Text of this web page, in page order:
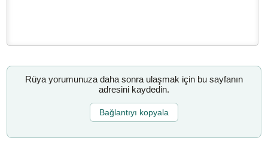
Rüya yorumunuza daha sonra ulaşmak için bu sayfanın
adresini kaydedin.
Bağlantıyı kopyala